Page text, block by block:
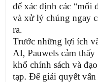
để xác định các “mối
và xử lý chúng ngay
ra.
Trước những lợi ích
AI, Pauwels cảm
khổ chính sách và
tạp. Để giải quyết